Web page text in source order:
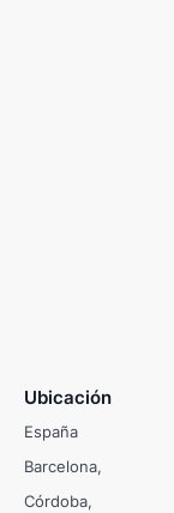
Ubicación
España
Barcelona
Córdoba